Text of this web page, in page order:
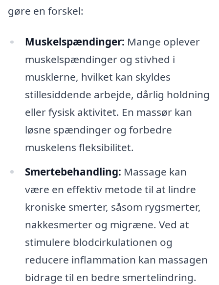
gøre en forskel:
Muskelspændinger: Mange oplever
muskelspændinger og stivhed i
musklerne, hvilket kan skyldes
stillesiddende arbejde, dårlig holdning
eller fysisk aktivitet. En massør kan
løsne spændinger og forbedre
muskelens fleksibilitet.
Smertebehandling: Massage kan
være en effektiv metode til at lindre
kroniske smerter, såsom rygsmerter,
nakkesmerter og migræne. Ved at
stimulere blodcirkulationen og
reducere inflammation kan massagen
bidrage til en bedre smertelindring.